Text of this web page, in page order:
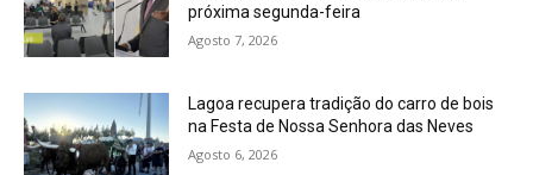
próxima segunda-feira
Agosto 7, 2026
Lagoa recupera tradição do carro de bois
na Festa de Nossa Senhora das Neves
Agosto 6, 2026